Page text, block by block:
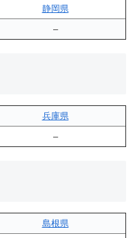
静岡県
–
兵庫県
–
島根県